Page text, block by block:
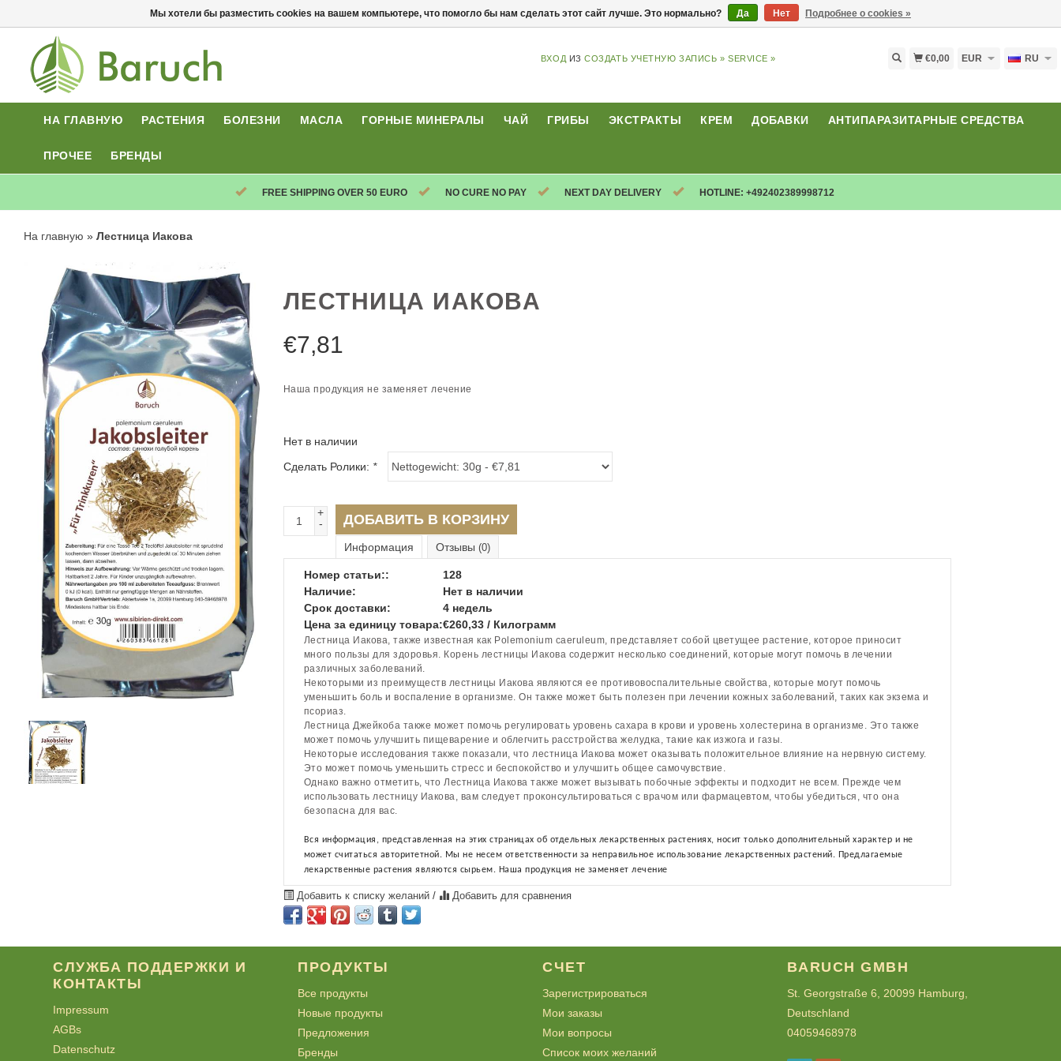
ВХОД ИЗСОЗДАТЬ УЧЕТНУЮ ЗАПИСЬ » SERVICE » €0,00 EUR RU
НА ГЛАВНУЮ РАСТЕНИЯ БОЛЕЗНИ МАСЛА ГОРНЫЕ МИНЕРАЛЫ ЧАЙ ГРИБЫ ЭКСТРАКТЫ КРЕМ ДОБАВКИ АНТИПАРАЗИТАРНЫЕ СРЕДСТВА
ПРОЧЕЕ БРЕНДЫ
FREE SHIPPING OVER 50 EURO NO CURE NO PAY NEXT DAY DELIVERY HOTLINE: +492402389998712
На главную » Лестница Иакова
ЛЕСТНИЦА ИАКОВА
€7,81
Наша продукция не заменяет лечение
Нет в наличии
Сделать Ролики: *
+
-
ДОБАВИТЬ В КОРЗИНУ
Информация Отзывы (0)
Номер статьи::
128
Наличие:
Нет в наличии
Срок доставки:
4 недель
Цена за единицу товара:€260,33 / Килограмм
Лестница Иакова, также известная как Polemonium caeruleum, представляет собой цветущее растение, которое приносит
много пользы для здоровья. Корень лестницы Иакова содержит несколько соединений, которые могут помочь в лечении
различных заболеваний.
Некоторыми из преимуществ лестницы Иакова являются ее противовоспалительные свойства, которые могут помочь
уменьшить боль и воспаление в организме. Он также может быть полезен при лечении кожных заболеваний, таких как экзема и
псориаз.
Лестница Джейкоба также может помочь регулировать уровень сахара в крови и уровень холестерина в организме. Это также
может помочь улучшить пищеварение и облегчить расстройства желудка, такие как изжога и газы.
Некоторые исследования также показали, что лестница Иакова может оказывать положительное влияние на нервную систему.
Это может помочь уменьшить стресс и беспокойство и улучшить общее самочувствие.
Однако важно отметить, что Лестница Иакова также может вызывать побочные эффекты и подходит не всем. Прежде чем
использовать лестницу Иакова, вам следует проконсультироваться с врачом или фармацевтом, чтобы убедиться, что она
безопасна для вас.
Вся информация, представленная на этих страницах об отдельных лекарственных растениях, носит только дополнительный характер и не
может считаться авторитетной. Мы не несем ответственности за неправильное использование лекарственных растений. Предлагаемые
лекарственные растения являются сырьем. Наша продукция не заменяет лечение
Добавить к списку желаний / Добавить для сравнения
СЛУЖБА ПОДДЕРЖКИ И
КОНТАКТЫ
Impressum
AGBs
Datenschutz
ПРОДУКТЫ
Все продукты
Новые продукты
Предложения
Бренды
СЧЕТ
Зарегистрироваться
Мои заказы
Мои вопросы
Список моих желаний
BARUCH GMBH
St. Georgstraße 6, 20099 Hamburg,
Deutschland
04059468978
Мы хотели бы разместить cookies на вашем компьютере, что помогло бы нам сделать этот сайт лучше. Это нормально? Да Нет Подробнее о cookies »